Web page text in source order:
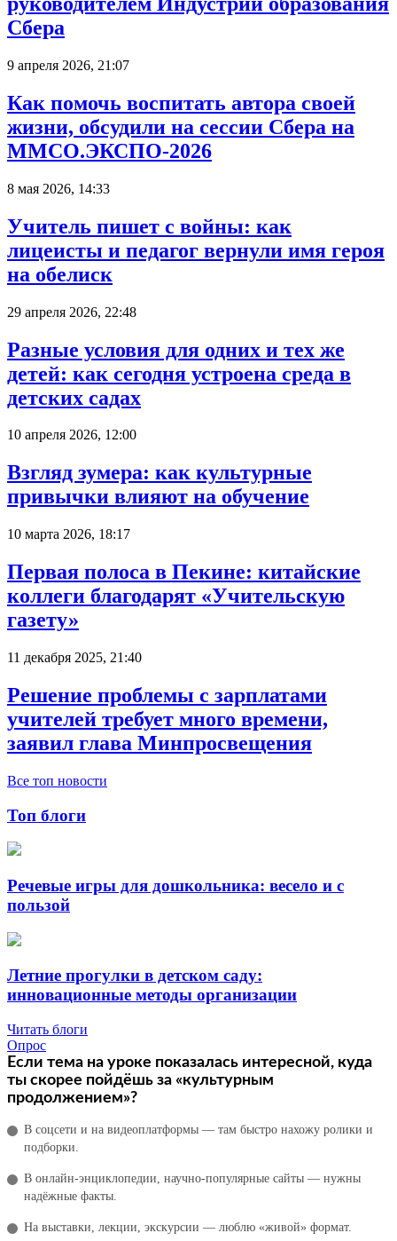
Сбера
9 апреля 2026, 21:07
Как помочь воспитать автора своей
жизни, обсудили на сессии Сбера на
ММСО.ЭКСПО-2026
8 мая 2026, 14:33
Учитель пишет с войны: как
лицеисты и педагог вернули имя героя
на обелиск
29 апреля 2026, 22:48
Разные условия для одних и тех же
детей: как сегодня устроена среда в
детских садах
10 апреля 2026, 12:00
Взгляд зумера: как культурные
привычки влияют на обучение
10 марта 2026, 18:17
Первая полоса в Пекине: китайские
коллеги благодарят «Учительскую
газету»
11 декабря 2025, 21:40
Решение проблемы с зарплатами
учителей требует много времени,
заявил глава Минпросвещения
Все топ новости
Топ блоги
Речевые игры для дошкольника: весело и с
пользой
Летние прогулки в детском саду:
инновационные методы организации
Читать блоги
Опрос
Если тема на уроке показалась интересной, куда
ты скорее пойдёшь за «культурным
продолжением»?
В соцсети и на видеоплатформы — там быстро нахожу ролики и
подборки.
В онлайн‑энциклопедии, научно‑популярные сайты — нужны
надёжные факты.
На выставки, лекции, экскурсии — люблю «живой» формат.